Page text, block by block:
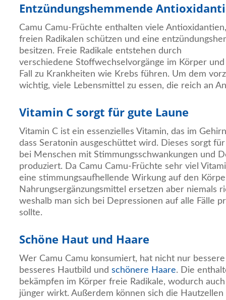
Entzündungshemmende
Camu Camu-Früchte enthalten viele
freien Radikalen schützen und eine
besitzen. Freie Radikale entstehen durch
verschiedene Stoffwechselvorgänge im Körper
Fall zu Krankheiten wie Krebs führen. Um dem
wichtig, viele Lebensmittel zu essen, die reich an
Vitamin C sorgt für gute Laune
Vitamin C ist ein essenzielles Vitamin, das im
dass Seratonin ausgeschüttet wird. Dieses sorgt
bei Menschen mit Stimmungsschwankungen und
produziert. Da Camu Camu-Früchte sehr viel
eine stimmungsaufhellende Wirkung auf den
Nahrungsergänzungsmittel ersetzen aber niemals
weshalb man sich bei Depressionen auf alle Fälle
sollte.
Schöne Haut und Haare
Wer Camu Camu konsumiert, hat nicht nur
besseres Hautbild und schönere Haare. Die
bekämpfen im Körper freie Radikale, wodurch
jünger wirkt. Außerdem können sich die